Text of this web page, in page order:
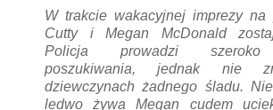
W trakcie wakacyjnej imprezy na
Cutty i Megan McDonald
Policja prowadzi szeroko
poszukiwania, jednak nie
dziewczynach żadnego śladu.
ledwo żywa Megan cudem